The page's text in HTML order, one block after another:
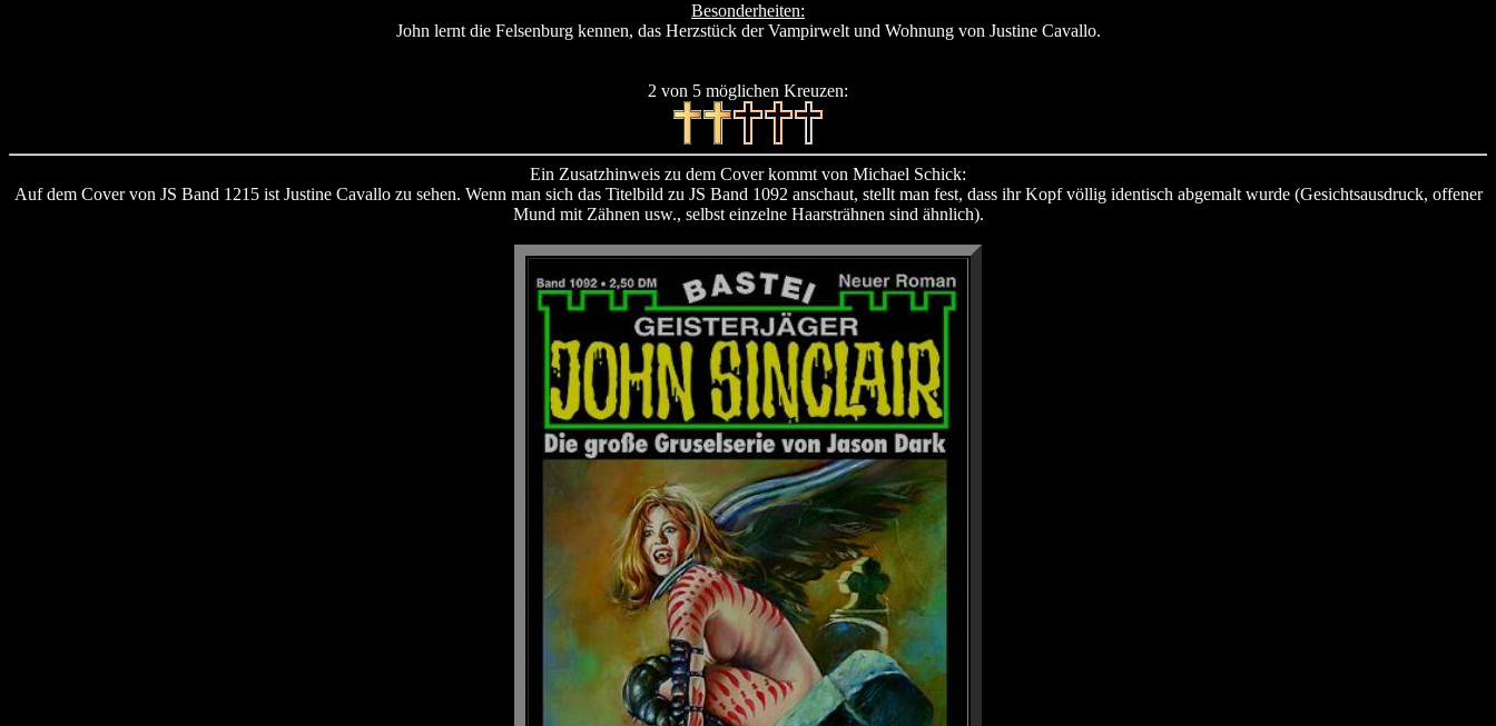
Besonderheiten:
John lernt die Felsenburg kennen, das Herzstück der Vampirwelt und Wohnung von Justine Cavallo.
2 von 5 möglichen Kreuzen:
Ein Zusatzhinweis zu dem Cover kommt von Michael Schick:
Auf dem Cover von JS Band 1215 ist Justine Cavallo zu sehen. Wenn man sich das Titelbild zu JS Band 1092 anschaut, stellt man fest, dass ihr Kopf völlig identisch abgemalt wurde (Gesichtsausdruck, offener
Mund mit Zähnen usw., selbst einzelne Haarsträhnen sind ähnlich).